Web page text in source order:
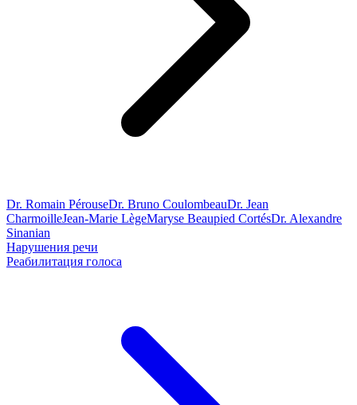
Dr. Romain PérouseDr. Bruno CoulombeauDr. Jean
CharmoilleJean-Marie LègeMaryse Beaupied CortésDr. Alexandre
Sinanian
Нарушения речи
Реабилитация голоса